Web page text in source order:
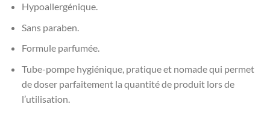
Hypoallergénique.
Sans paraben.
Formule parfumée.
Tube-pompe hygiénique, pratique et nomade qui permet
de doser parfaitement la quantité de produit lors de
l’utilisation.